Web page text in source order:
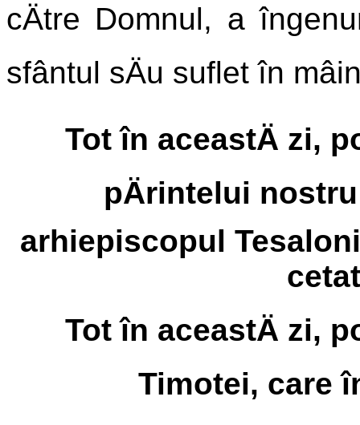
cÄtre Domnul, a
sfântul sÄu suflet în
Tot în aceastÄ zi,
pÄrintelui
arhiepiscopul
Tot în aceastÄ zi,
Timotei, care